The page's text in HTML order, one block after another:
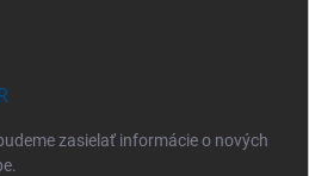
zasielať informácie o nových